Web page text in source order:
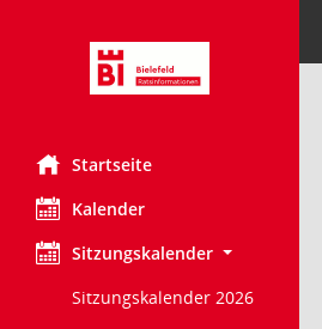
Startseite
Kalender
Sitzungskalender
Sitzungskalender 2026